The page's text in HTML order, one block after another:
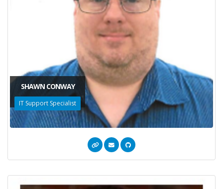
SHAWN CONWAY
IT Support Specialist